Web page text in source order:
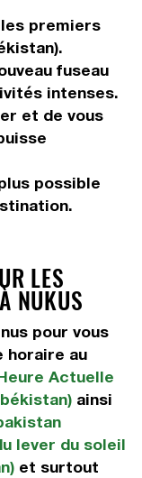
premiers
fuseau
intenses.
et de vous
possible
LES
NUKUS
pour vous
horaire au
Actuelle
ainsi
lever du soleil
et surtout